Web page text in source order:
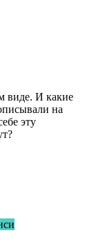
виде. И какие
на
эту